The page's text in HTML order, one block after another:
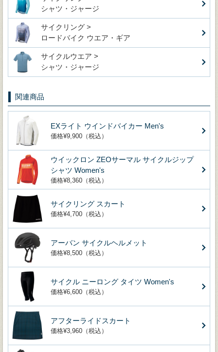
シャツ・ジャージ
サイクリング >
ロードバイク ウエア・ギア
サイクルウエア >
シャツ・ジャージ
関連商品
EXライト ウインドバイカー Men's
価格¥9,900（税込）
ウイックロン ZEOサーマル サイクルジップ
シャツ Women's
価格¥8,360（税込）
サイクリング スカート
価格¥4,700（税込）
アーバン サイクルヘルメット
価格¥8,500（税込）
サイクル ニーロング タイツ Women's
価格¥6,600（税込）
アフターライドスカート
価格¥3,960（税込）